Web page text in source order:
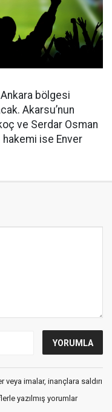
bölgesi
Akarsu’nun
ve Serdar Osman
ise Enver
imalar, inançlara saldırı
yazılmış yorumlar